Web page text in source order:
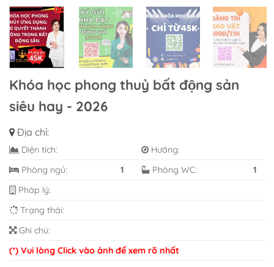
Khóa học phong thuỷ bất động sản
siêu hay - 2026
Địa chỉ:
Diện tích:
Hướng:
Phòng ngủ:
1 Phòng WC:
1
Pháp lý:
Trạng thái:
Ghi chú:
(*) Vui lòng Click vào ảnh để xem rõ nhất